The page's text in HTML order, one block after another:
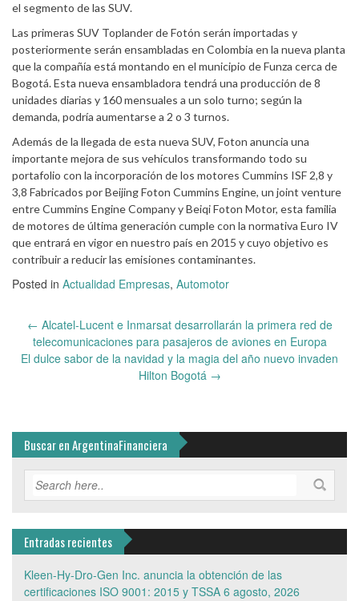
el segmento de las SUV.
Las primeras SUV Toplander de Fotón serán importadas y
posteriormente serán ensambladas en Colombia en la nueva planta
que la compañía está montando en el municipio de Funza cerca de
Bogotá. Esta nueva ensambladora tendrá una producción de 8
unidades diarias y 160 mensuales a un solo turno; según la
demanda, podría aumentarse a 2 o 3 turnos.
Además de la llegada de esta nueva SUV, Foton anuncia una
importante mejora de sus vehículos transformando todo su
portafolio con la incorporación de los motores Cummins ISF 2,8 y
3,8 Fabricados por Beijing Foton Cummins Engine, un joint venture
entre Cummins Engine Company y Beiqi Foton Motor, esta familia
de motores de última generación cumple con la normativa Euro IV
que entrará en vigor en nuestro país en 2015 y cuyo objetivo es
contribuir a reducir las emisiones contaminantes.
Posted in Actualidad Empresas, Automotor
Post
navigation
← Alcatel-Lucent e Inmarsat desarrollarán la primera red de
telecomunicaciones para pasajeros de aviones en Europa
El dulce sabor de la navidad y la magia del año nuevo invaden
Hilton Bogotá →
Buscar en ArgentinaFinanciera
Entradas recientes
Kleen-Hy-Dro-Gen Inc. anuncia la obtención de las
certificaciones ISO 9001: 2015 y TSSA 6 agosto, 2026